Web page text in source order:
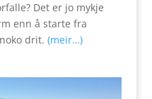
Det er jo mykje
enn å starte fra
drit. (meir…)